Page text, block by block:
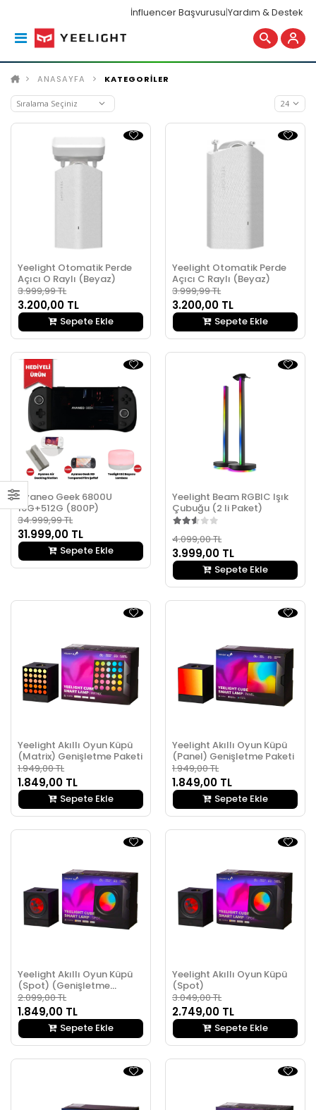
İnfluencer Başvurusu|Yardım & Destek
ANASAYFA KATEGORİLER
Yeelight Otomatik Perde
Açıcı O Raylı (Beyaz)
3.999,99 TL
3.200,00 TL
Sepete Ekle
Yeelight Otomatik Perde
Açıcı C Raylı (Beyaz)
3.999,99 TL
3.200,00 TL
Sepete Ekle
Ayaneo Geek 6800U
16G+512G (800P)
34.999,99 TL
31.999,00 TL
Sepete Ekle
Yeelight Beam RGBIC Işık
Çubuğu (2 li Paket)
4.099,00 TL
3.999,00 TL
Sepete Ekle
Yeelight Akıllı Oyun Küpü
(Matrix) Genişletme Paketi
1.949,00 TL
1.849,00 TL
Sepete Ekle
Yeelight Akıllı Oyun Küpü
(Panel) Genişletme Paketi
1.949,00 TL
1.849,00 TL
Sepete Ekle
Yeelight Akıllı Oyun Küpü
(Spot) (Genişletme
Paketi)
2.099,00 TL
1.849,00 TL
Sepete Ekle
Yeelight Akıllı Oyun Küpü
(Spot)
3.049,00 TL
2.749,00 TL
Sepete Ekle